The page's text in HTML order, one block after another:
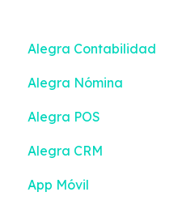
Alegra Contabilidad
Facturación
Ingresos
Gastos
Documento Soporte
Alegra Nómina
Nómina Electrónica
Empleados
Configuración | Solo
Alegra POS
Facturación
Documento POS
Alegra CRM
App Móvil